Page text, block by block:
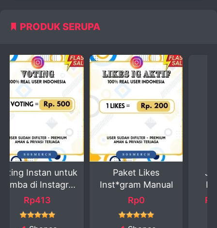
PRODUK SERUPA
Paket Likes
Inst*gram Manual
Jasa Pengisian
Kuesioner dan
Rp999 - 1.300